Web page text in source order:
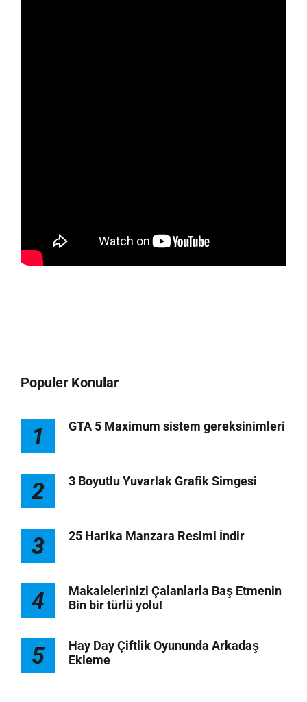
Populer Konular
1 GTA 5 Maximum sistem gereksinimleri
2 3 Boyutlu Yuvarlak Grafik Simgesi
3 25 Harika Manzara Resimi İndir
4
Makalelerinizi Çalanlarla Baş Etmenin
Bin bir türlü yolu!
5
Hay Day Çiftlik Oyununda Arkadaş
Ekleme